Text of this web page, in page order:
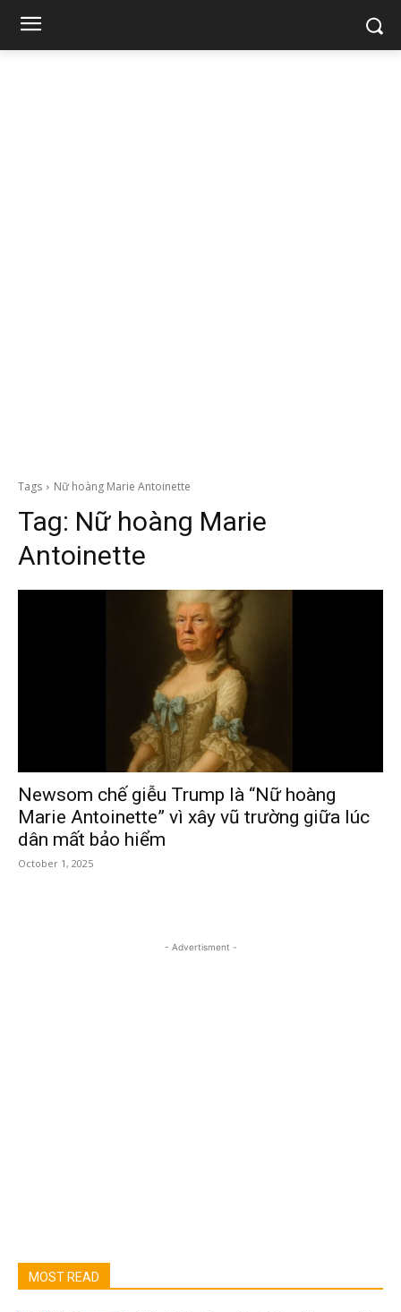
Tags Nữ hoàng Marie Antoinette
Tag: Nữ hoàng Marie
Antoinette
Newsom chế giễu Trump là “Nữ hoàng
Marie Antoinette” vì xây vũ trường giữa lúc
dân mất bảo hiểm
October 1, 2025
- Advertisment -
MOST READ